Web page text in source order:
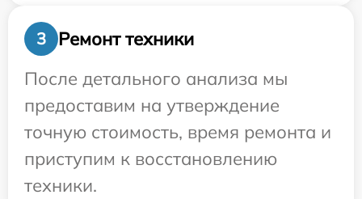
3
Ремонт техники
После детального анализа мы
предоставим на утверждение
точную стоимость, время ремонта и
приступим к восстановлению
техники.